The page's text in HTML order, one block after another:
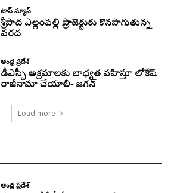
టాప్ న్యూస్
శ్రీపాద ఎల్లంపల్లి ప్రాజెక్టుకు కొనసాగుతున్న
వరద
ఆంధ్ర ప్రదేశ్
డీఎస్సీ అక్రమాలకు బాధ్యత వహిస్తూ లోకేష్‌
రాజీనామా చేయాలి- జగన్
Load more
ఆంధ్ర ప్రదేశ్